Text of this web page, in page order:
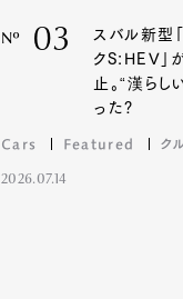
Nº 03
スバル新型
クS:HEV」
止。“漢らし
った?
Cars Featured ク
2026.07.14